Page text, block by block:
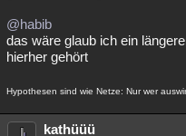
@habib
das wäre glaub ich ein
hierher gehört
Hypothesen sind wie Netze: Nur wer
kathüüü